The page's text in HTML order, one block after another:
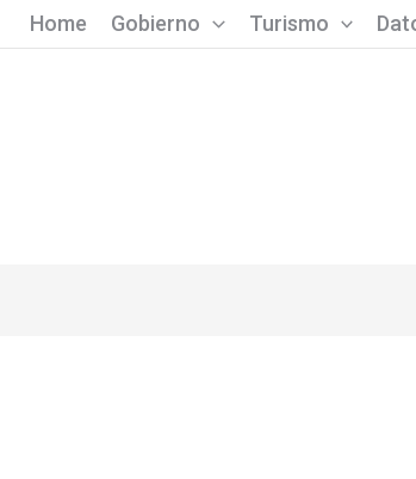
Home Gobierno Turismo